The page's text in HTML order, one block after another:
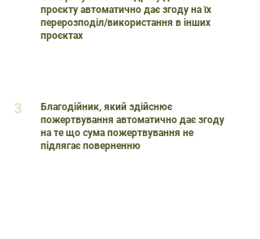
проєкту автоматично дає згоду на їх
перерозподіл/використання в інших
проєктах
Благодійник, який здійснює
пожертвування автоматично дає згоду
на те що сума пожертвування не
підлягає поверненню
3